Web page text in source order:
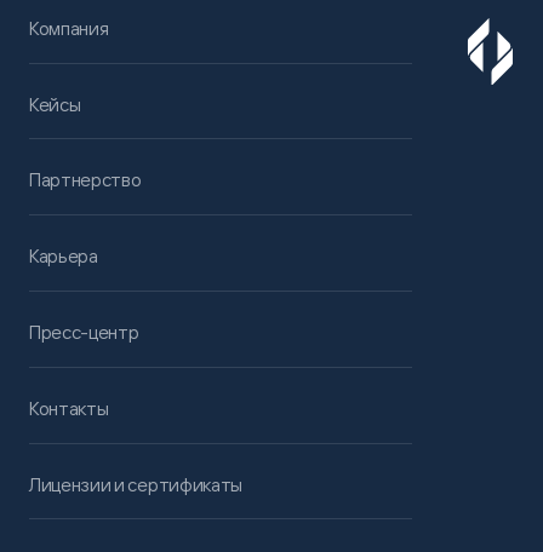
Компания
Кейсы
Партнерство
Карьера
Пресс-центр
Контакты
Лицензии и сертификаты